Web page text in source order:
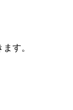
す。